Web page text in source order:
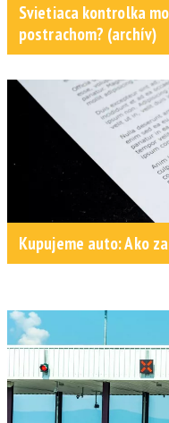
Svietiaca kontrolka
postrachom? (archív)
Kupujeme auto: Ako